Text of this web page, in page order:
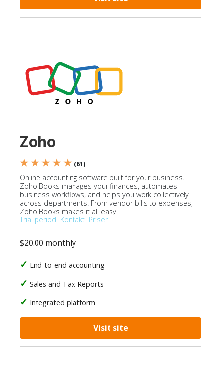
Zoho
★ ★ ★ ★ ★ (61)
Online accounting software built for your business.
Zoho Books manages your finances, automates
business workflows, and helps you work collectively
across departments. From vendor bills to expenses,
Zoho Books makes it all easy.
Trial period Kontakt Priser
$20.00 monthly
End-to-end accounting
Sales and Tax Reports
Integrated platform
Visit site